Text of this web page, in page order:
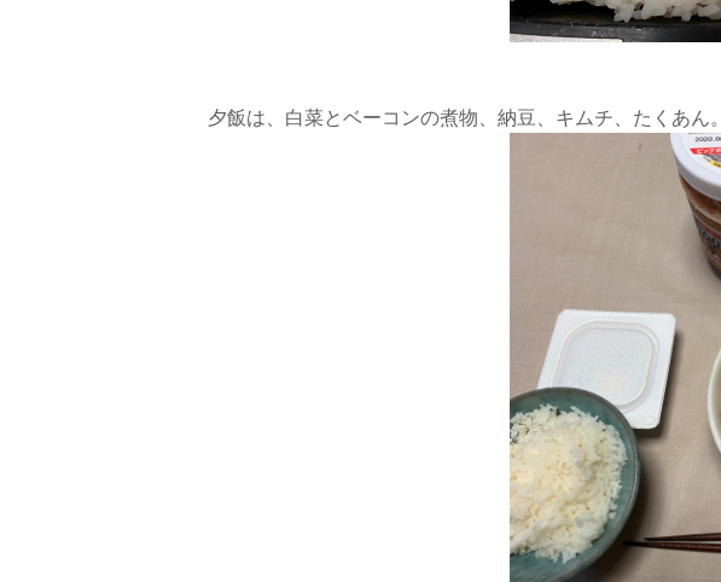
夕飯は、白菜とベーコンの煮物、納豆、キムチ、たくあん。